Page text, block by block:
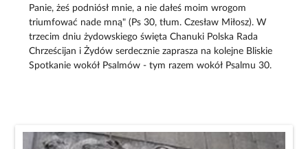
Panie, żeś podniósł mnie, a nie dałeś moim wrogom
triumfować nade mną" (Ps 30, tłum. Czesław Miłosz). W
trzecim dniu żydowskiego święta Chanuki Polska Rada
Chrześcijan i Żydów serdecznie zaprasza na kolejne Bliskie
Spotkanie wokół Psalmów - tym razem wokół Psalmu 30.